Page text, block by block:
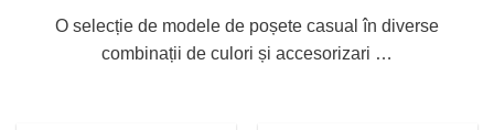
O selecție de modele de poșete casual în diverse
combinații de culori și accesorizari …